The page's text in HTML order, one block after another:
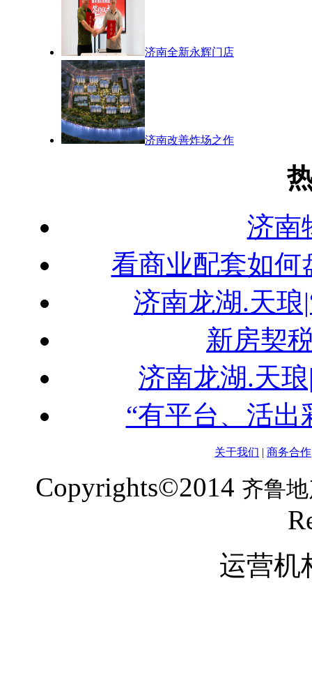
济南全新永辉门店
济南改善炸场之作
济南
看商业配套如何
济南龙湖.天琅
新房契
济南龙湖.天
“有平台、活出
关于我们 | 商务合作
Copyrights©2014 齐鲁
运营机